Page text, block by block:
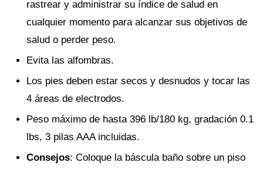
rastrear y administrar su índice de salud en
cualquier momento para alcanzar sus objetivos de
salud o perder peso.
Evita las alfombras.
Los pies deben estar secos y desnudos y tocar las
4 áreas de electrodos.
Peso máximo de hasta 396 lb/180 kg, gradación 0.1
lbs, 3 pilas AAA incluidas.
Consejos: Coloque la báscula baño sobre un piso